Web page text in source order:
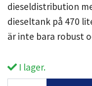
dieseldistribution
dieseltank på 470
är inte bara robust
I lager.